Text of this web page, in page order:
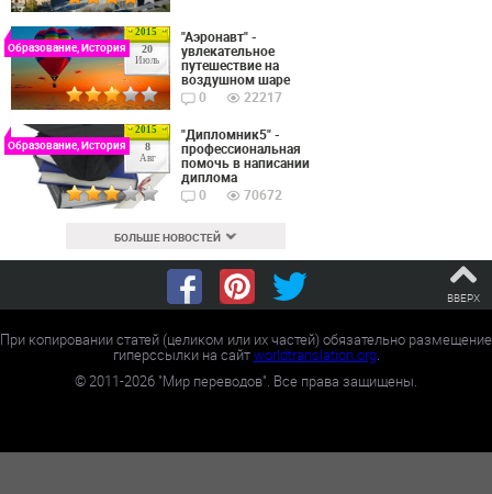
2015
20
Июль
Образование, История
"Аэронавт" -
увлекательное
путешествие на
воздушном шаре
0
22217
2015
8
Авг
Образование, История
"Дипломник5" -
профессиональная
помочь в написании
диплома
0
70672
БОЛЬШЕ НОВОСТЕЙ
ВВЕРХ
При копировании статей (целиком или их частей) обязательно размещение
гиперссылки на сайтworldtranslation.org.
©2011-2026 "Мир переводов". Все права защищены.